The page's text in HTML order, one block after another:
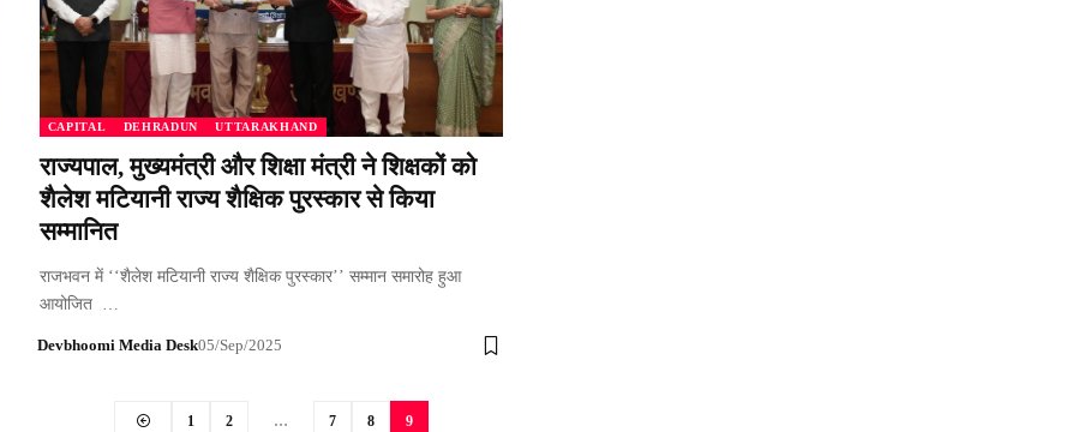
CAPITAL DEHRADUN UTTARAKHAND
राज्यपाल, मुख्यमंत्री और शिक्षा मंत्री ने शिक्षकों को
शैलेश मटियानी राज्य शैक्षिक पुरस्कार से किया
सम्मानित
राजभवन में ‘‘शैलेश मटियानी राज्य शैक्षिक पुरस्कार’’ सम्मान समारोह हुआ
आयोजित …
Devbhoomi Media Desk05/Sep/2025
1 2 … 7 8 9